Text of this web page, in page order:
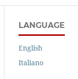
LANGUAGE
English
Italiano